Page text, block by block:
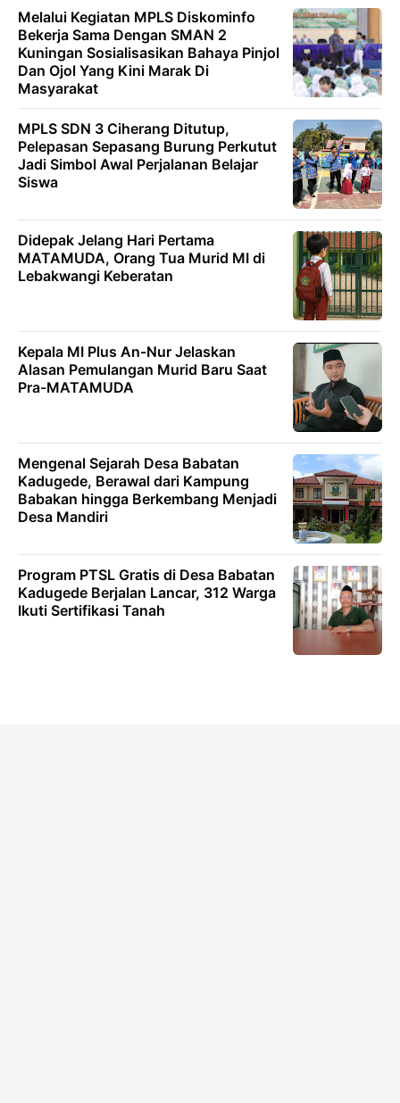
Melalui Kegiatan MPLS Diskominfo
Bekerja Sama Dengan SMAN 2
Kuningan Sosialisasikan Bahaya Pinjol
Dan Ojol Yang Kini Marak Di
Masyarakat
MPLS SDN 3 Ciherang Ditutup,
Pelepasan Sepasang Burung Perkutut
Jadi Simbol Awal Perjalanan Belajar
Siswa
Didepak Jelang Hari Pertama
MATAMUDA, Orang Tua Murid MI di
Lebakwangi Keberatan
Kepala MI Plus An-Nur Jelaskan
Alasan Pemulangan Murid Baru Saat
Pra-MATAMUDA
Mengenal Sejarah Desa Babatan
Kadugede, Berawal dari Kampung
Babakan hingga Berkembang Menjadi
Desa Mandiri
Program PTSL Gratis di Desa Babatan
Kadugede Berjalan Lancar, 312 Warga
Ikuti Sertifikasi Tanah